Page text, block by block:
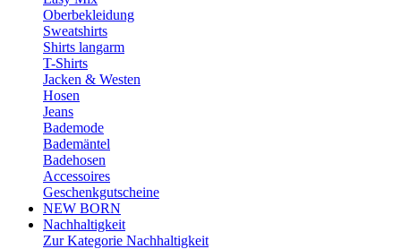
Oberbekleidung
Sweatshirts
Shirts langarm
T-Shirts
Jacken & Westen
Hosen
Jeans
Bademode
Bademäntel
Badehosen
Accessoires
Geschenkgutscheine
NEW BORN
Nachhaltigkeit
Zur Kategorie Nachhaltigkeit